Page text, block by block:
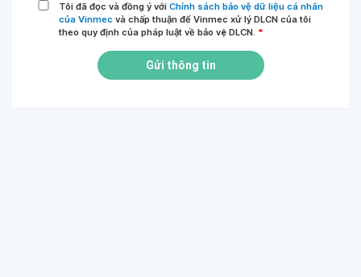
Tôi đã đọc và đồng ý với Chính sách bảo vệ dữ liệu cá nhân
của Vinmec và chấp thuận để Vinmec xử lý DLCN của tôi
theo quy định của pháp luật về bảo vệ DLCN. *
Gửi thông tin